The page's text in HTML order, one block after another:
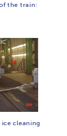
the train:
cleaning